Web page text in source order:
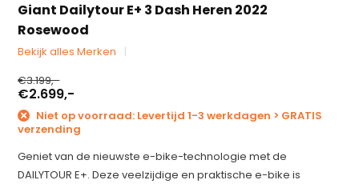
Giant Dailytour E+ 3 Dash Heren 2022
Rosewood
Bekijk alles Merken
€3.199,-
€2.699,-
Niet op voorraad: Levertijd 1-3 werkdagen > GRATIS
verzending
Geniet van de nieuwste e-bike-technologie met de
DAILYTOUR E+. Deze veelzijdige en praktische e-bike is